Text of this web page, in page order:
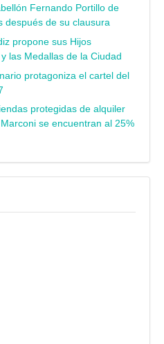
Fernando Portillo de
después de su clausura
propone sus Hijos
las Medallas de la Ciudad
protagoniza el cartel del
protegidas de alquiler
se encuentran al 25%